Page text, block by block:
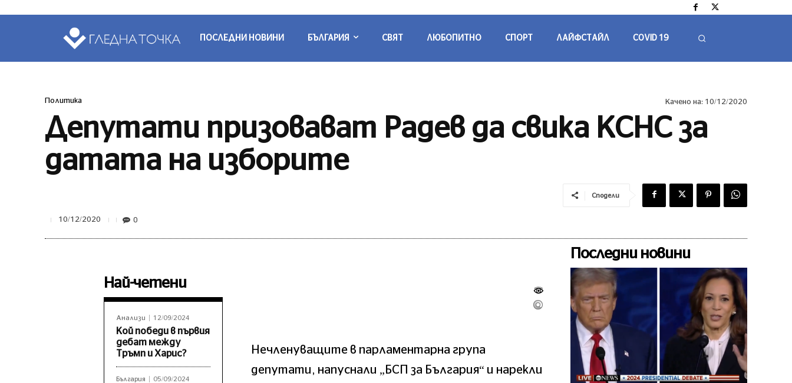
ПОСЛЕДНИ НОВИНИ БЪЛГАРИЯ СВЯТ ЛЮБОПИТНО СПОРТ ЛАЙФСТАЙЛ COVID 19
Политика Качено на: 10/12/2020
Депутати призовават Радев да свика КСНС за
датата на изборите
Сподели
10/12/2020 0
Най-четени
Анализи 12/09/2024
Кой победи в първия
дебат между
Тръмп и Харис?
България 05/09/2024
Нечленуващите в парламентарна група
депутати, напуснали „БСП за България“ и нарекли
Последни новини